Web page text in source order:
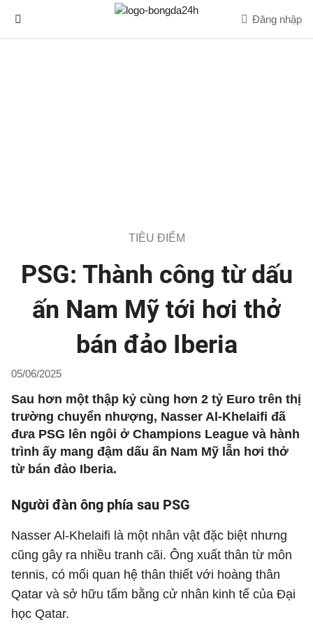
Đăng nhập
TIÊU ĐIỂM
PSG: Thành công từ dấu
ấn Nam Mỹ tới hơi thở
bán đảo Iberia
05/06/2025
Sau hơn một thập kỷ cùng hơn 2 tỷ Euro trên thị
trường chuyển nhượng, Nasser Al-Khelaifi đã
đưa PSG lên ngôi ở Champions League và hành
trình ấy mang đậm dấu ấn Nam Mỹ lẫn hơi thở
từ bán đảo Iberia.
Người đàn ông phía sau PSG
Nasser Al-Khelaifi là một nhân vật đặc biệt nhưng
cũng gây ra nhiều tranh cãi. Ông xuất thân từ môn
tennis, có mối quan hệ thân thiết với hoàng thân
Qatar và sở hữu tấm bằng cử nhân kinh tế của Đại
học Qatar.